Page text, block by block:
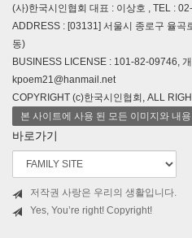
(사)한국시인협회 대표 : 이상호 , TEL :
ADDRESS : [03131] 서울시 종로구 율곡
동)
BUSINESS LICENSE : 101-82-09746,
kpoem21@hanmail.net
COPYRIGHT (c)한국시인협회, ALL
본 사이트에 사용 된 모든 이미지와 내
바로가기
저작권 사랑은 우리의 생활입니다.
Yes, You’re right! Copyright!